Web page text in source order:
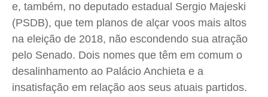
Quem Somos
Expediente
Contato
Anuncie
Quem Somos
Expediente
Contato
Anuncie
Quem Somos
Expediente
Contato
Anuncie
Quem Somos
Expediente
Contato
Anuncie
e, também, no deputado estadual Sergio Majeski
(PSDB), que tem planos de alçar voos mais altos
na eleição de 2018, não escondendo sua atração
pelo Senado. Dois nomes que têm em comum o
desalinhamento ao Palácio Anchieta e a
insatisfação em relação aos seus atuais partidos.